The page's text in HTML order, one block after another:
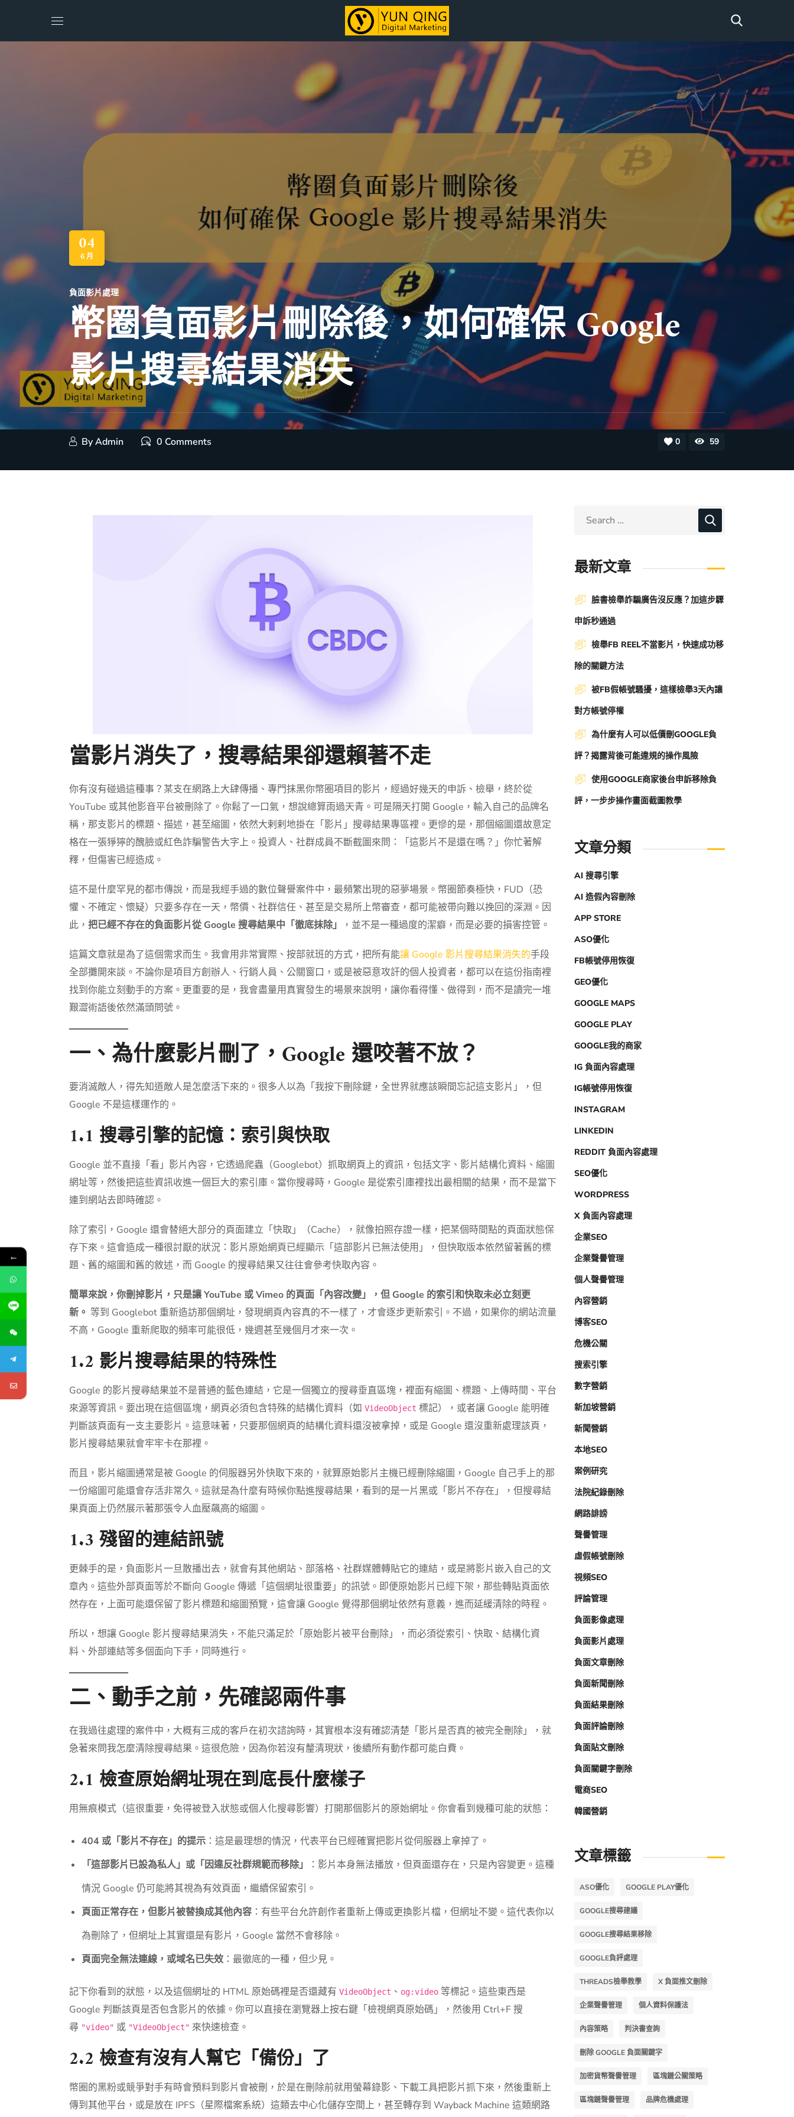
04
6 月
負面影片處理
幣圈負面影片刪除後，如何確保 Google
影片搜尋結果消失
ByAdmin 0 Comments 0 59
當影片消失了，搜尋結果卻還賴著不走
你有沒有碰過這種事？某支在網路上大肆傳播、專門抹黑你幣圈項目的影片，經過好幾天的申訴、檢舉，終於從
YouTube 或其他影音平台被刪除了。你鬆了一口氣，想說總算雨過天青。可是隔天打開 Google，輸入自己的品牌名
稱，那支影片的標題、描述，甚至縮圖，依然大剌剌地掛在「影片」搜尋結果專區裡。更慘的是，那個縮圖還故意定
格在一張猙獰的醜臉或紅色詐騙警告大字上。投資人、社群成員不斷截圖來問：「這影片不是還在嗎？」你忙著解
釋，但傷害已經造成。
這不是什麼罕見的都市傳說，而是我經手過的數位聲譽案件中，最頻繁出現的惡夢場景。幣圈節奏極快，FUD（恐
懼、不確定、懷疑）只要多存在一天，幣價、社群信任、甚至是交易所上幣審查，都可能被帶向難以挽回的深淵。因
此， 把已經不存在的負面影片從 Google 搜尋結果中「徹底抹除」 ，並不是一種過度的潔癖，而是必要的損害控管。
這篇文章就是為了這個需求而生。我會用非常實際、按部就班的方式，把所有能讓 Google 影片搜尋結果消失的手段
全部攤開來談。不論你是項目方創辦人、行銷人員、公關窗口，或是被惡意攻訐的個人投資者，都可以在這份指南裡
找到你能立刻動手的方案。更重要的是，我會盡量用真實發生的場景來說明，讓你看得懂、做得到，而不是讀完一堆
艱澀術語後依然滿頭問號。
一、為什麼影片刪了，Google 還咬著不放？
要消滅敵人，得先知道敵人是怎麼活下來的。很多人以為「我按下刪除鍵，全世界就應該瞬間忘記這支影片」，但
Google 不是這樣運作的。
1.1 搜尋引擎的記憶：索引與快取
Google 並不直接「看」影片內容，它透過爬蟲（Googlebot）抓取網頁上的資訊，包括文字、影片結構化資料、縮圖
網址等，然後把這些資訊收進一個巨大的索引庫。當你搜尋時，Google 是從索引庫裡找出最相關的結果，而不是當下
連到網站去即時確認。
除了索引，Google 還會替絕大部分的頁面建立「快取」（Cache），就像拍照存證一樣，把某個時間點的頁面狀態保
存下來。這會造成一種很討厭的狀況：影片原始網頁已經顯示「這部影片已無法使用」，但快取版本依然留著舊的標
題、舊的縮圖和舊的敘述，而 Google 的搜尋結果又往往會參考快取內容。
簡單來說，你刪掉影片，只是讓 YouTube 或 Vimeo 的頁面「內容改變」，但 Google 的索引和快取未必立刻更
新。 等到 Googlebot 重新造訪那個網址，發現網頁內容真的不一樣了，才會逐步更新索引。不過，如果你的網站流量
不高，Google 重新爬取的頻率可能很低，幾週甚至幾個月才來一次。
1.2 影片搜尋結果的特殊性
Google 的影片搜尋結果並不是普通的藍色連結，它是一個獨立的搜尋垂直區塊，裡面有縮圖、標題、上傳時間、平台
來源等資訊。要出現在這個區塊，網頁必須包含特殊的結構化資料（如 VideoObject 標記），或者讓 Google 能明確
判斷該頁面有一支主要影片。這意味著，只要那個網頁的結構化資料還沒被拿掉，或是 Google 還沒重新處理該頁，
影片搜尋結果就會牢牢卡在那裡。
而且，影片縮圖通常是被 Google 的伺服器另外快取下來的，就算原始影片主機已經刪除縮圖，Google 自己手上的那
一份縮圖可能還會存活非常久。這就是為什麼有時候你點進搜尋結果，看到的是一片黑或「影片不存在」，但搜尋結
果頁面上仍然展示著那張令人血壓飆高的縮圖。
1.3 殘留的連結訊號
更棘手的是，負面影片一旦散播出去，就會有其他網站、部落格、社群媒體轉貼它的連結，或是將影片嵌入自己的文
章內。這些外部頁面等於不斷向 Google 傳遞「這個網址很重要」的訊號。即便原始影片已經下架，那些轉貼頁面依
然存在，上面可能還保留了影片標題和縮圖預覽，這會讓 Google 覺得那個網址依然有意義，進而延緩清除的時程。
所以，想讓 Google 影片搜尋結果消失，不能只滿足於「原始影片被平台刪除」，而必須從索引、快取、結構化資
料、外部連結等多個面向下手，同時進行。
二、動手之前，先確認兩件事
在我過往處理的案件中，大概有三成的客戶在初次諮詢時，其實根本沒有確認清楚「影片是否真的被完全刪除」，就
急著來問我怎麼清除搜尋結果。這很危險，因為你若沒有釐清現狀，後續所有動作都可能白費。
2.1 檢查原始網址現在到底長什麼樣子
用無痕模式（這很重要，免得被登入狀態或個人化搜尋影響）打開那個影片的原始網址。你會看到幾種可能的狀態：
404 或「影片不存在」的提示：這是最理想的情況，代表平台已經確實把影片從伺服器上拿掉了。
「這部影片已設為私人」或「因違反社群規範而移除」
：影片本身無法播放，但頁面還存在，只是內容變更。這種
情況 Google 仍可能將其視為有效頁面，繼續保留索引。
頁面正常存在，但影片被替換成其他內容：有些平台允許創作者重新上傳或更換影片檔，但網址不變。這代表你以
為刪除了，但網址上其實還是有影片，Google 當然不會移除。
頁面完全無法連線，或域名已失效：最徹底的一種，但少見。
記下你看到的狀態，以及這個網址的 HTML 原始碼裡是否還藏有 VideoObject 、 og:video 等標記。這些東西是
Google 判斷該頁是否包含影片的依據。你可以直接在瀏覽器上按右鍵「檢視網頁原始碼」，然後用 Ctrl+F 搜
尋 "video" 或 "VideoObject" 來快速檢查。
2.2 檢查有沒有人幫它「備份」了
幣圈的黑粉或競爭對手有時會預料到影片會被刪，於是在刪除前就用螢幕錄影、下載工具把影片抓下來，然後重新上
傳到其他平台，或是放在 IPFS（星際檔案系統）這類去中心化儲存空間上，甚至轉存到 Wayback Machine 這類網路
最新文章
臉書檢舉詐騙廣告沒反應？加這步驟
申訴秒通過
檢舉FB REEL不當影片，快速成功移
除的關鍵方法
被FB假帳號騷擾，這樣檢舉3天內讓
對方帳號停權
為什麼有人可以低價刪GOOGLE負
評？揭露背後可能違規的操作風險
使用GOOGLE商家後台申訴移除負
評，一步步操作畫面截圖教學
文章分類
AI 搜尋引擎
AI 造假內容刪除
APP STORE
ASO優化
FB帳號停用恢復
GEO優化
GOOGLE MAPS
GOOGLE PLAY
GOOGLE我的商家
IG 負面內容處理
IG帳號停用恢復
INSTAGRAM
LINKEDIN
REDDIT 負面內容處理
SEO優化
WORDPRESS
X 負面內容處理
企業SEO
企業聲譽管理
個人聲譽管理
內容營銷
博客SEO
危機公關
搜索引擎
數字營銷
新加坡營銷
新聞營銷
本地SEO
案例研究
法院紀錄刪除
網路誹謗
聲譽管理
虛假帳號刪除
視頻SEO
評論管理
負面影像處理
負面影片處理
負面文章刪除
負面新聞刪除
負面結果刪除
負面評論刪除
負面貼文刪除
負面關鍵字刪除
電商SEO
韓國營銷
文章標籤
ASO優化 GOOGLE PLAY優化
GOOGLE搜尋建議
GOOGLE搜尋結果移除
GOOGLE負評處理
THREADS檢舉教學 X 負面推文刪除
企業聲譽管理 個人資料保護法
內容策略 判決書查詢
刪除 GOOGLE 負面關鍵字
加密貨幣聲譽管理 區塊鏈公關策略
區塊鏈聲譽管理 品牌危機處理
←